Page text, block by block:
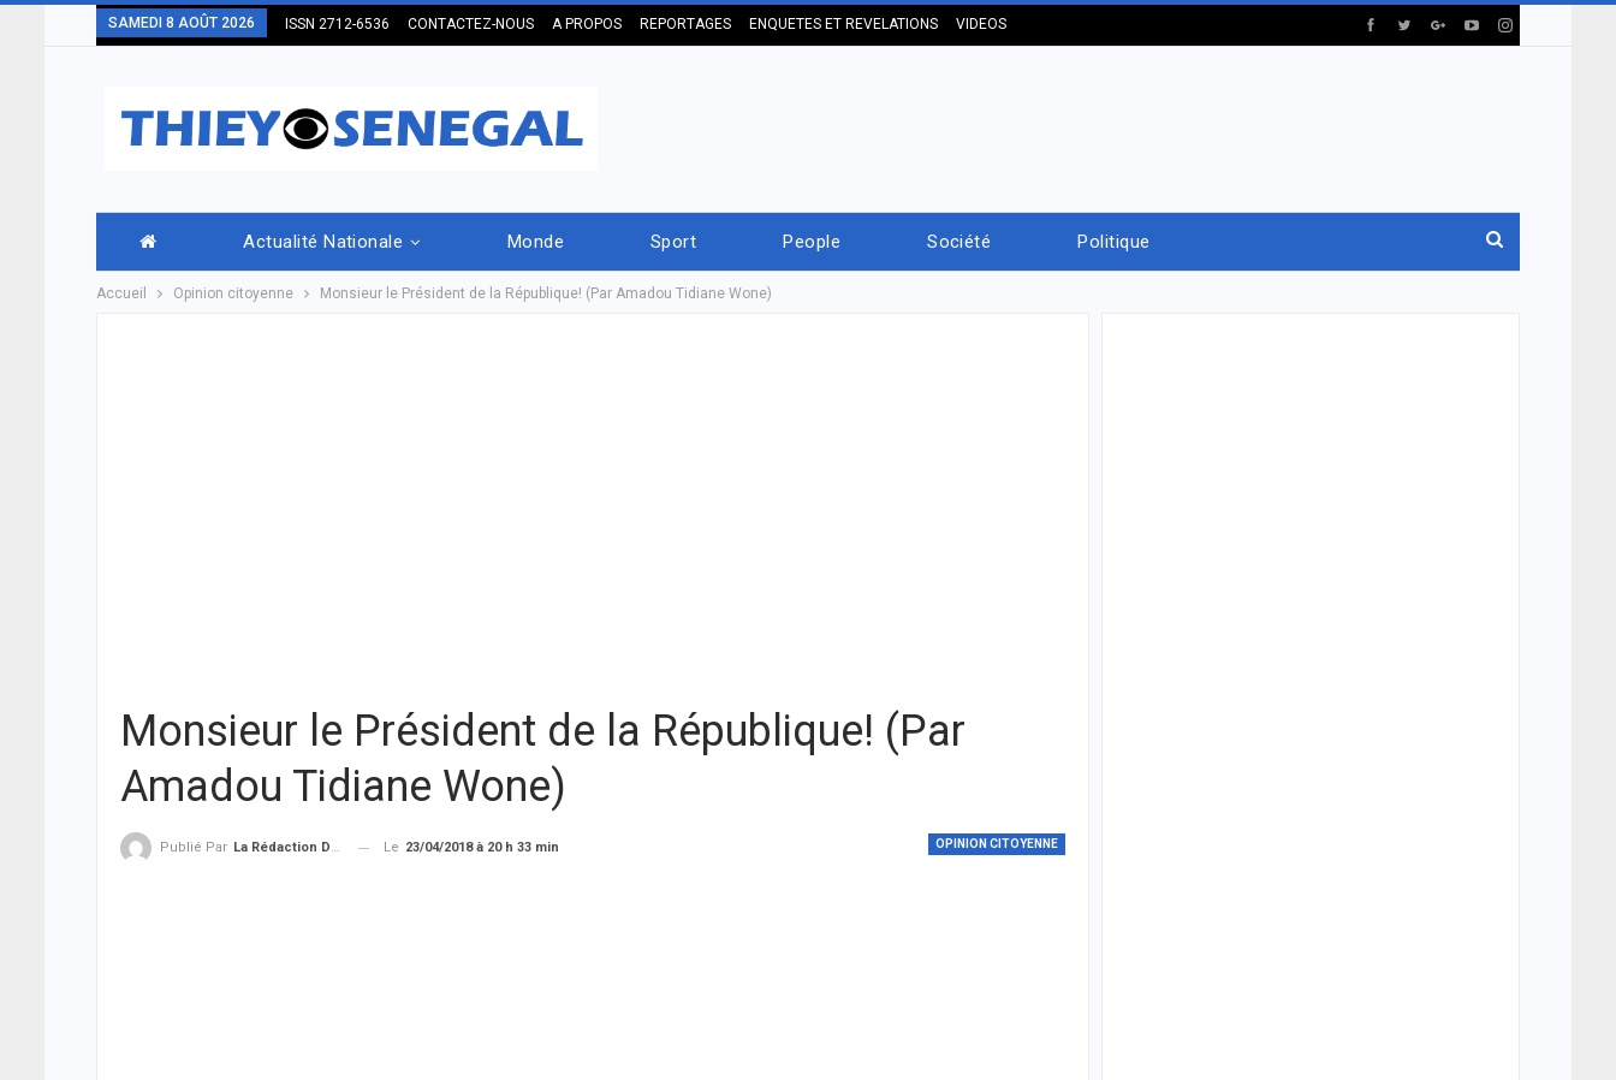
SAMEDI 8 AOÛT 2026 ISSN 2712-6536 CONTACTEZ-NOUS A PROPOS REPORTAGES ENQUETES ET REVELATIONS VIDEOS
Actualité Nationale Monde Sport People Société Politique
Accueil Opinion citoyenne Monsieur le Président de la République! (Par Amadou Tidiane Wone)
Monsieur le Président de la République! (Par
Amadou Tidiane Wone)
OPINION CITOYENNE
Publié Par La Rédaction De THIEYSENEGAL.com Le 23/04/2018 à 20 h 33 min